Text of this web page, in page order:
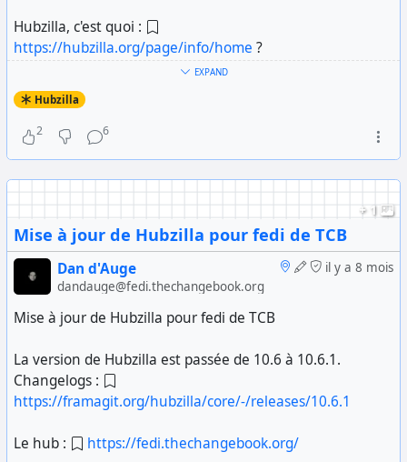
Hubzilla, c'est quoi :
https://hubzilla.org/page/info/home ?
#TCB#Hubzilla
EXPAND
Hubzilla
2 6
+ 1
Mise à jour de Hubzilla pour fedi de TCB
il y a 8 mois
Dan d'Auge
dandauge@fedi.thechangebook.org
Mise à jour de Hubzilla pour fedi de TCB
La version de Hubzilla est passée de 10.6 à 10.6.1.
Changelogs :
https://framagit.org/hubzilla/core/-/releases/10.6.1
Le hub : https://fedi.thechangebook.org/